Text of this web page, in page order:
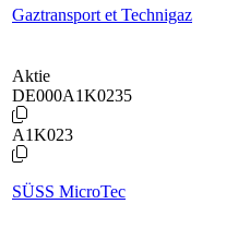
Gaztransport et Technigaz
Aktie
DE000A1K0235
A1K023
SÜSS MicroTec